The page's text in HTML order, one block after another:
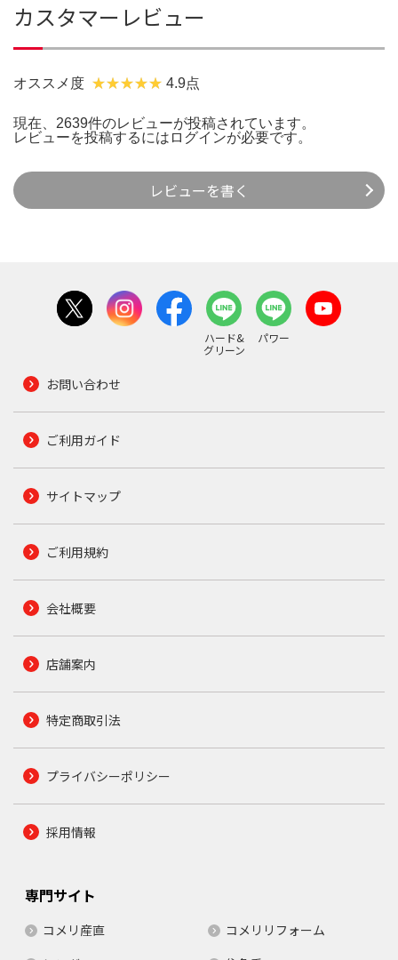
カスタマーレビュー
オススメ度 4.9点
現在、2639件のレビューが投稿されています。
レビューを投稿するには ログインが必要です。
レビューを書く
ハード&
グリーン
パワー
お問い合わせ
ご利用ガイド
サイトマップ
ご利用規約
会社概要
店舗案内
特定商取引法
プライバシーポリシー
採用情報
専門サイト
コメリ産直
コメリリフォーム